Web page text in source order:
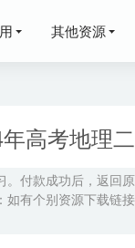
其他资源
高考地理
。付款成功后，返回
有个别资源下载链